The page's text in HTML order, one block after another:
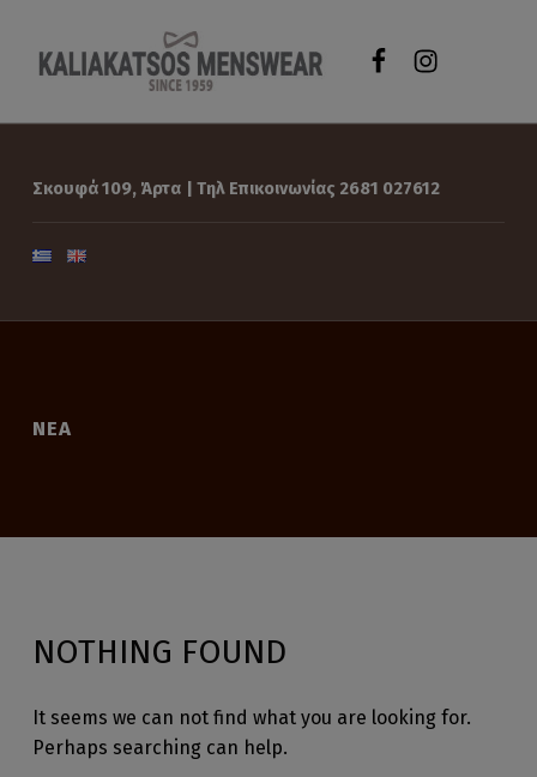
Κaliakatsos
Σκουφά 109, Άρτα | Τηλ Επικοινωνίας 2681 027612
ΝΈΑ
NOTHING FOUND
It seems we can not find what you are looking for.
Perhaps searching can help.